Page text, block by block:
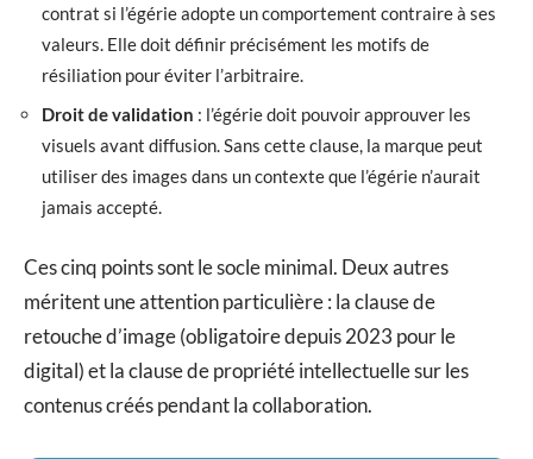
contrat si l’égérie adopte un comportement contraire à ses
valeurs. Elle doit définir précisément les motifs de
résiliation pour éviter l’arbitraire.
Droit de validation : l’égérie doit pouvoir approuver les
visuels avant diffusion. Sans cette clause, la marque peut
utiliser des images dans un contexte que l’égérie n’aurait
jamais accepté.
Ces cinq points sont le socle minimal. Deux autres
méritent une attention particulière : la clause de
retouche d’image (obligatoire depuis 2023 pour le
digital) et la clause de propriété intellectuelle sur les
contenus créés pendant la collaboration.